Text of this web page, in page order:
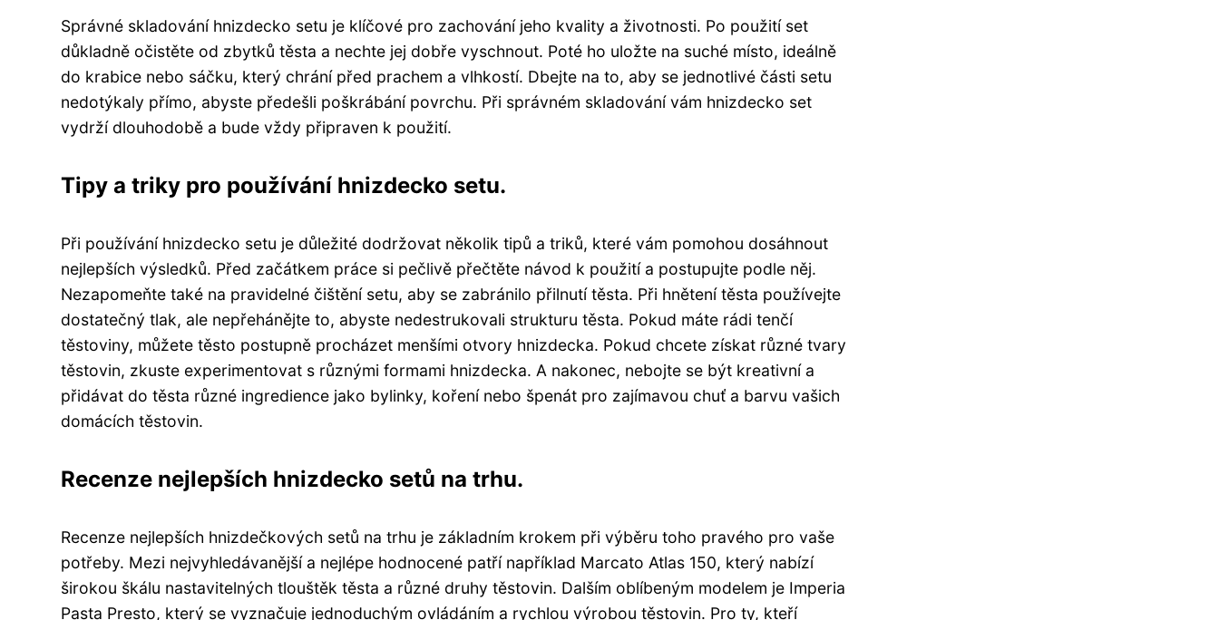
Správné skladování hnizdecko setu je klíčové pro zachování jeho kvality a životnosti. Po použití set
důkladně očistěte od zbytků těsta a nechte jej dobře vyschnout. Poté ho uložte na suché místo, ideálně
do krabice nebo sáčku, který chrání před prachem a vlhkostí. Dbejte na to, aby se jednotlivé části setu
nedotýkaly přímo, abyste předešli poškrábání povrchu. Při správném skladování vám hnizdecko set
vydrží dlouhodobě a bude vždy připraven k použití.
Tipy a triky pro používání hnizdecko setu.
Při používání hnizdecko setu je důležité dodržovat několik tipů a triků, které vám pomohou dosáhnout
nejlepších výsledků. Před začátkem práce si pečlivě přečtěte návod k použití a postupujte podle něj.
Nezapomeňte také na pravidelné čištění setu, aby se zabránilo přilnutí těsta. Při hnětení těsta používejte
dostatečný tlak, ale nepřehánějte to, abyste nedestrukovali strukturu těsta. Pokud máte rádi tenčí
těstoviny, můžete těsto postupně procházet menšími otvory hnizdecka. Pokud chcete získat různé tvary
těstovin, zkuste experimentovat s různými formami hnizdecka. A nakonec, nebojte se být kreativní a
přidávat do těsta různé ingredience jako bylinky, koření nebo špenát pro zajímavou chuť a barvu vašich
domácích těstovin.
Recenze nejlepších hnizdecko setů na trhu.
Recenze nejlepších hnizdečkových setů na trhu je základním krokem při výběru toho pravého pro vaše
potřeby. Mezi nejvyhledávanější a nejlépe hodnocené patří například Marcato Atlas 150, který nabízí
širokou škálu nastavitelných tlouštěk těsta a různé druhy těstovin. Dalším oblíbeným modelem je Imperia
Pasta Presto, který se vyznačuje jednoduchým ovládáním a rychlou výrobou těstovin. Pro ty, kteří